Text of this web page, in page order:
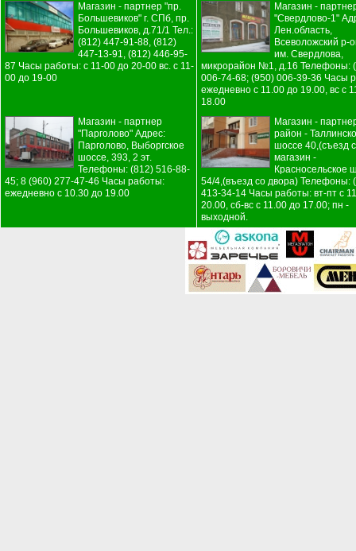
Магазин - партнер "пр.
Большевиков" г. СПб, пр.
Большевиков, д.71/1 Тел.:
(812) 447-91-88, (812)
447-13-91, (812) 446-95-
87 Часы работы: с 11-00 до 20-00 вс. с 11-
00 до 19-00
Магазин -
"Свердлово-1"
Лен.область,
Всеволожский р-
им. Свердлова,
микрорайон №1, д.16 Телефоны:
006-74-68; (950) 006-39-36 Часы
ежедневно с 11.00 до 19.00, вс с
18.00
Магазин - партнер
"Парголово" Адрес:
Парголово, Выборгское
шоссе, 393, 2 эт.
Телефоны: (812) 516-88-
45; 8 (960) 277-47-46 Часы работы:
ежедневно с 10.30 до 19.00
Магазин -
район -
шоссе 40,(съезд
магазин -
Красносельское
54/4,(въезд со двора) Телефоны:
413-34-14 Часы работы: вт-пт с
20.00, сб-вс с 11.00 до 17.00; пн -
выходной.